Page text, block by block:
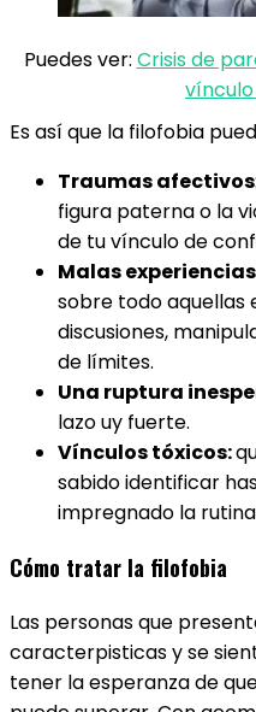
Puedes ver: Crisis de
Es así que la filofobia
Traumas afectivos
figura paterna o la
de tu vínculo de
Malas
sobre todo aquellas
discusiones,
de límites.
Una ruptura
lazo uy fuerte.
Vínculos tóxicos:
sabido identificar
impregnado la
Cómo tratar la filofobia
Las personas que
caracterpisticas y se
tener la esperanza de